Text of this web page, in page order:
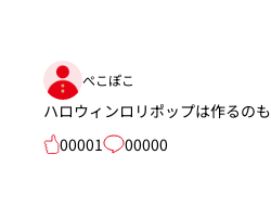
ぺこぽこ
ハロウィンロリポップは作るの
00001
00000